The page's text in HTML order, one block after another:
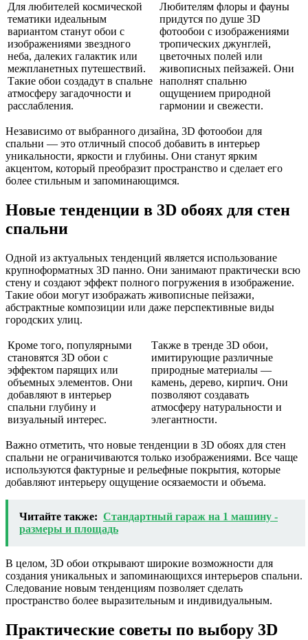
Для любителей космической
тематики идеальным
вариантом станут обои с
изображениями звездного
неба, далеких галактик или
межпланетных путешествий.
Такие обои создадут в спальне
атмосферу загадочности и
расслабления.
Любителям флоры и фауны
придутся по душе 3D
фотообои с изображениями
тропических джунглей,
цветочных полей или
живописных пейзажей. Они
наполнят спальню
ощущением природной
гармонии и свежести.
Независимо от выбранного дизайна, 3D фотообои для
спальни — это отличный способ добавить в интерьер
уникальности, яркости и глубины. Они станут ярким
акцентом, который преобразит пространство и сделает его
более стильным и запоминающимся.
Новые тенденции в 3D обоях для стен
спальни
Одной из актуальных тенденций является использование
крупноформатных 3D панно. Они занимают практически всю
стену и создают эффект полного погружения в изображение.
Такие обои могут изображать живописные пейзажи,
абстрактные композиции или даже перспективные виды
городских улиц.
Кроме того, популярными
становятся 3D обои с
эффектом парящих или
объемных элементов. Они
добавляют в интерьер
спальни глубину и
визуальный интерес.
Также в тренде 3D обои,
имитирующие различные
природные материалы —
камень, дерево, кирпич. Они
позволяют создавать
атмосферу натуральности и
элегантности.
Важно отметить, что новые тенденции в 3D обоях для стен
спальни не ограничиваются только изображениями. Все чаще
используются фактурные и рельефные покрытия, которые
добавляют интерьеру ощущение осязаемости и объема.
Читайте также: Стандартный гараж на 1 машину -
размеры и площадь
В целом, 3D обои открывают широкие возможности для
создания уникальных и запоминающихся интерьеров спальни.
Следование новым тенденциям позволяет сделать
пространство более выразительным и индивидуальным.
Практические советы по выбору 3D